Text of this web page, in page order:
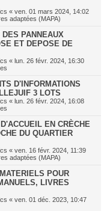
« ven. 01 mars 2024, 14:02
adaptées (MAPA)
PANNEAUX
ET DEPOSE DE
« lun. 26 févr. 2024, 16:30
D'INFORMATIONS
3 LOTS
« lun. 26 févr. 2024, 16:08
EN CRÈCHE
DU QUARTIER
« ven. 16 févr. 2024, 11:39
adaptées (MAPA)
POUR
LIVRES
« ven. 01 déc. 2023, 10:47